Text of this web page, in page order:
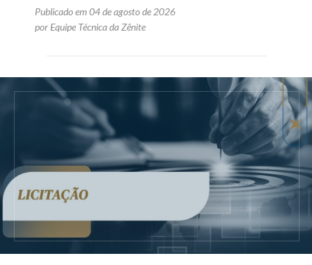
Publicado em 04 de agosto de 2026
por Equipe Técnica da Zênite